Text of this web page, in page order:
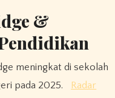
&
meningkat di sekolah
pada 2025.
Radar